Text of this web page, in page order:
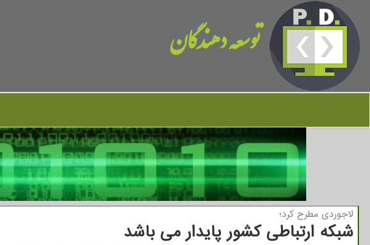
توسعه دهندگان
لاجوردی مطرح كرد؛
شبکه ارتباطی کشور پایدار می باشد